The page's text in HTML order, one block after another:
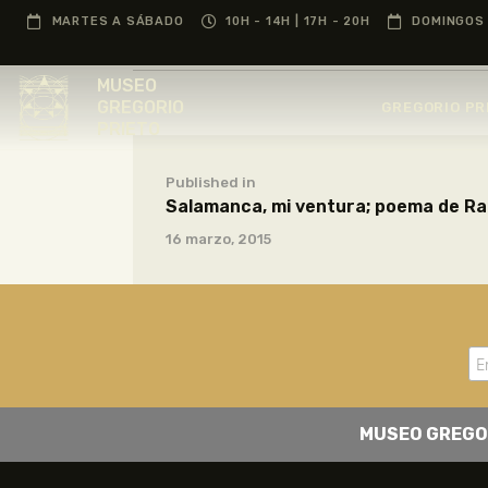
MARTES A SÁBADO 10H - 14H | 17H - 20H
MUSEO
Published in
Salamanca, mi ventura; poema de
16 marzo, 2015
MUSEO